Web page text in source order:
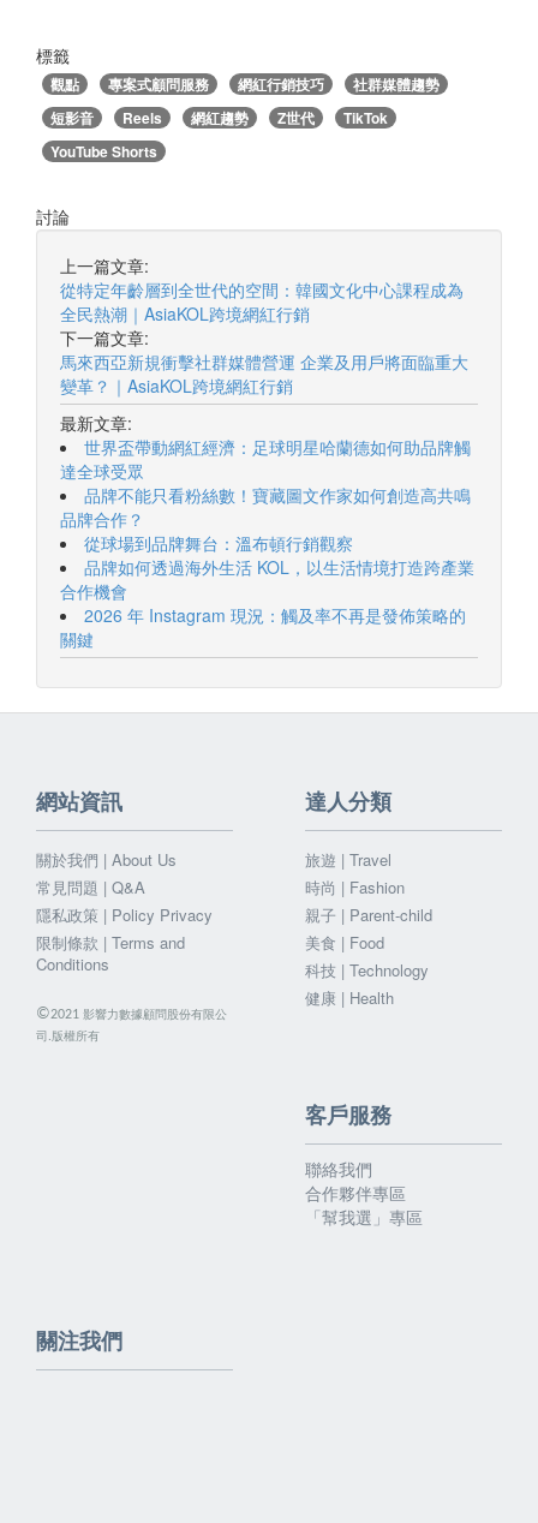
標籤
觀點 專案式顧問服務 網紅行銷技巧
社群媒體趨勢
短影音
Reels 網紅趨勢 Z世代
TikTok
YouTube Shorts
討論
上一篇文章:
從特定年齡層到全世代的空間：韓國文化中心課程成為
全民熱潮｜AsiaKOL跨境網紅行銷
下一篇文章:
馬來西亞新規衝擊社群媒體營運 企業及用戶將面臨重大
變革？｜AsiaKOL跨境網紅行銷
最新文章:
世界盃帶動網紅經濟：足球明星哈蘭德如何助品牌觸
達全球受眾
品牌不能只看粉絲數！寶藏圖文作家如何創造高共鳴
品牌合作？
從球場到品牌舞台：溫布頓行銷觀察
品牌如何透過海外生活 KOL，以生活情境打造跨產業
合作機會
2026 年 Instagram 現況：觸及率不再是發佈策略的
關鍵
網站資訊
關於我們 | About Us
常見問題 | Q&A
隱私政策 | Policy Privacy
限制條款 | Terms and
Conditions
©2021 影響力數據顧問股份有限公
司.版權所有
達人分類
旅遊 | Travel
時尚 | Fashion
親子 | Parent-child
美食 | Food
科技 | Technology
健康 | Health
客戶服務
聯絡我們
合作夥伴專區
「幫我選」專區
關注我們